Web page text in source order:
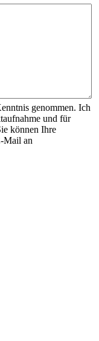
genommen. Ich
und für
können Ihre
Mail an